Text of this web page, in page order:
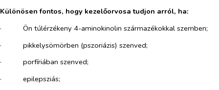
Különösen fontos, hogy kezelőorvosa tudjon arról, ha:
·​
Ön túlérzékeny 4-aminokinolin származékokkal szemben;
·​
pikkelysömörben (pszoriázis) szenved;
·​
porfíriában szenved;
·​
epilepsziás;